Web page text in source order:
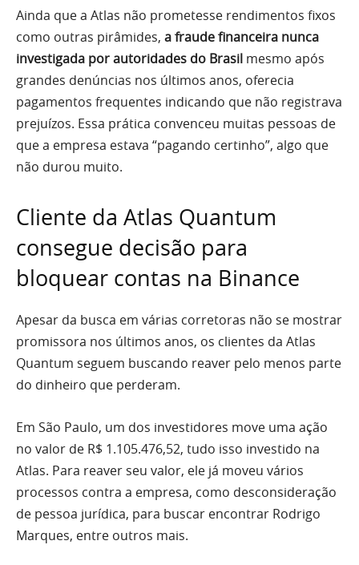
Ainda que a Atlas não prometesse rendimentos fixos
como outras pirâmides, a fraude financeira nunca
investigada por autoridades do Brasil mesmo após
grandes denúncias nos últimos anos, oferecia
pagamentos frequentes indicando que não registrava
prejuízos. Essa prática convenceu muitas pessoas de
que a empresa estava “pagando certinho”, algo que
não durou muito.
Cliente da Atlas Quantum
consegue decisão para
bloquear contas na Binance
Apesar da busca em várias corretoras não se mostrar
promissora nos últimos anos, os clientes da Atlas
Quantum seguem buscando reaver pelo menos parte
do dinheiro que perderam.
Em São Paulo, um dos investidores move uma ação
no valor de R$ 1.105.476,52, tudo isso investido na
Atlas. Para reaver seu valor, ele já moveu vários
processos contra a empresa, como desconsideração
de pessoa jurídica, para buscar encontrar Rodrigo
Marques, entre outros mais.